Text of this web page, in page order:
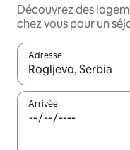
Découvrez des
chez vous pour un
Adresse
Lorsque les résultats
Arrivée